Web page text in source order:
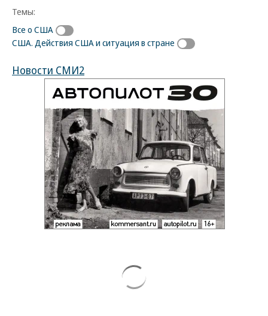
Темы:
Все о США
США. Действия США и ситуация в стране
Новости СМИ2